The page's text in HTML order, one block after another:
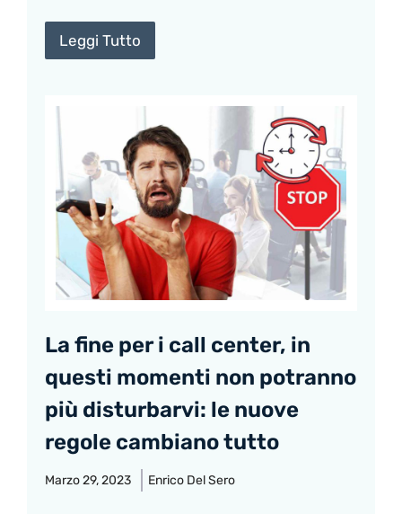
Leggi Tutto
La fine per i call center, in
questi momenti non potranno
più disturbarvi: le nuove
regole cambiano tutto
Marzo 29, 2023 Enrico Del Sero